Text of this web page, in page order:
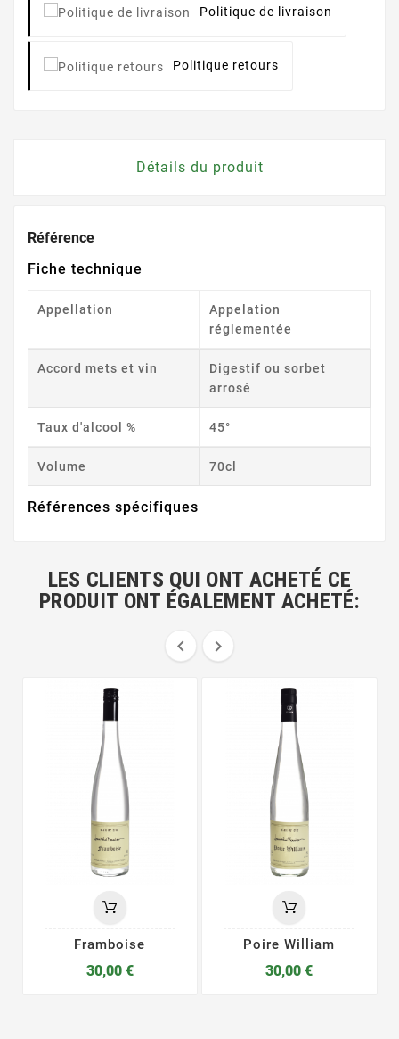
Politique de livraison
Politique retours
Détails du produit
Référence
Fiche technique
Appellation
Appelation
réglementée
Accord mets et vin
Digestif ou sorbet
arrosé
Taux d'alcool % 45°
Volume 70cl
Références spécifiques
LES CLIENTS QUI ONT ACHETÉ CE
PRODUIT ONT ÉGALEMENT ACHETÉ:
 
Framboise
30,00 €
Poire William
30,00 €